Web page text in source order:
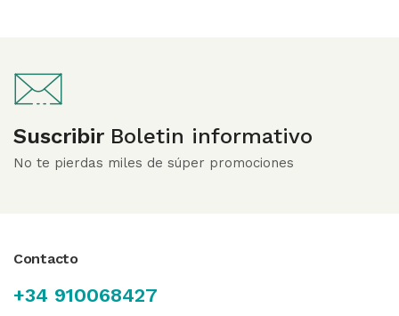
Suscribir Boletin informativo
No te pierdas miles de súper promociones
Contacto
+34 910068427